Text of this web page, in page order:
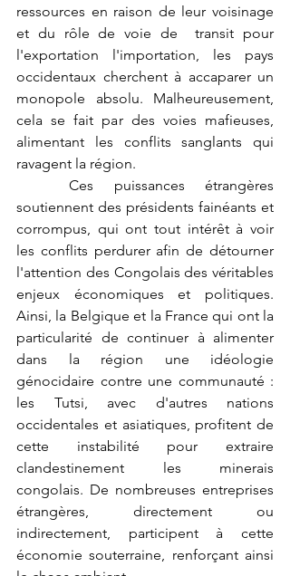
ressources en raison de leur voisinage
et du rôle de voie de  transit pour
l'exportation l'importation, les pays
occidentaux cherchent à accaparer un
monopole absolu. Malheureusement,
cela se fait par des voies mafieuses,
alimentant les conflits sanglants qui
ravagent la région.
	Ces puissances étrangères
soutiennent des présidents fainéants et
corrompus, qui ont tout intérêt à voir
les conflits perdurer afin de détourner
l'attention des Congolais des véritables
enjeux économiques et politiques.
Ainsi, la Belgique et la France qui ont la
particularité de continuer à alimenter
dans la région une idéologie
génocidaire contre une communauté :
les Tutsi, avec d'autres nations
occidentales et asiatiques, profitent de
cette instabilité pour extraire
clandestinement les minerais
congolais. De nombreuses entreprises
étrangères, directement ou
indirectement, participent à cette
économie souterraine, renforçant ainsi